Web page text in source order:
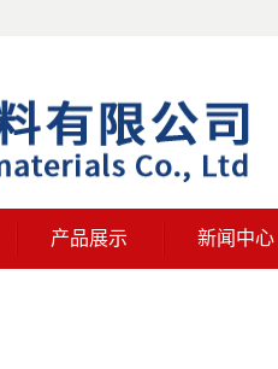
产品展示 新闻中心